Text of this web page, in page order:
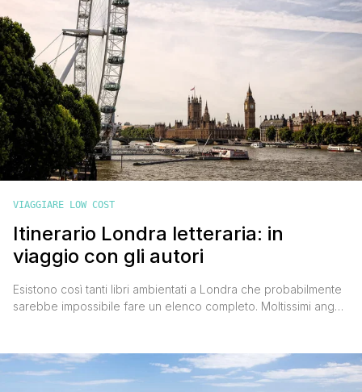
VIAGGIARE LOW COST
Itinerario Londra letteraria: in
viaggio con gli autori
Esistono così tanti libri ambientati a Londra che probabilmente
sarebbe impossibile fare un elenco completo. Moltissimi angoli
paradiso. Dopo aver scoperto cosa fare se è la tua prima volta
a Londra, ecco un [']